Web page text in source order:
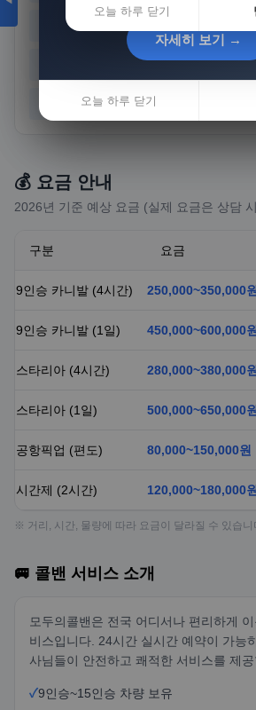
경기
전남 경북
💰 요금 안내
2026년 기준 예상 요금 (실제 요금은 상담
구분 요금
9인승 카니발 (4시간) 250,000~350,000원
9인승 카니발 (1일) 450,000~600,000원
스타리아 (4시간) 280,000~380,000원
스타리아 (1일) 500,000~650,000원
공항픽업 (편도) 80,000~150,000원
시간제 (2시간) 120,000~180,000원
※ 거리, 시간, 물량에 따라 요금이 달라질 수 있습니
🚐 콜밴 서비스 소개
모두의콜밴은 전국 어디서나 편리하게
비스입니다. 24시간 실시간 예약이 가능
사님들이 안전하고 쾌적한 서비스를 제공
✓9인승~15인승 차량 보유
오늘 하루 닫기
자세히 보기 →
오늘 하루 닫기
자세히 보기 →
오늘 하루 닫기